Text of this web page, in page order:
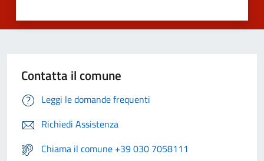
Contatta il comune
Leggi le domande frequenti
Richiedi Assistenza
Chiama il comune +39 030 7058111